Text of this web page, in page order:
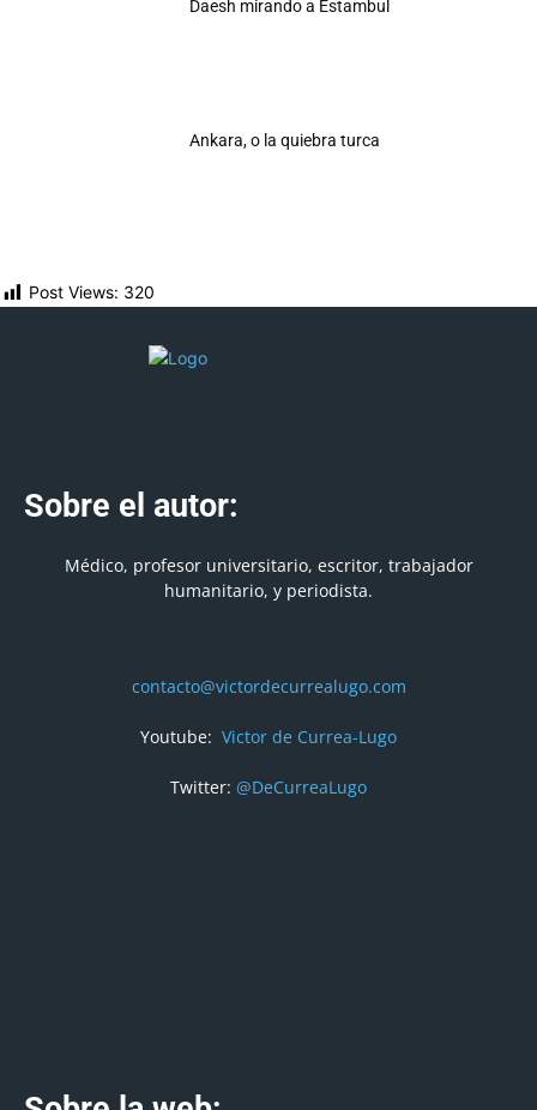
Daesh mirando a Estambul
Ankara, o la quiebra turca
Post Views: 320
Sobre el autor:
Médico, profesor universitario, escritor, trabajador
humanitario, y periodista.
contacto@victordecurrealugo.com
Youtube: Victor de Currea-Lugo
Twitter: @DeCurreaLugo